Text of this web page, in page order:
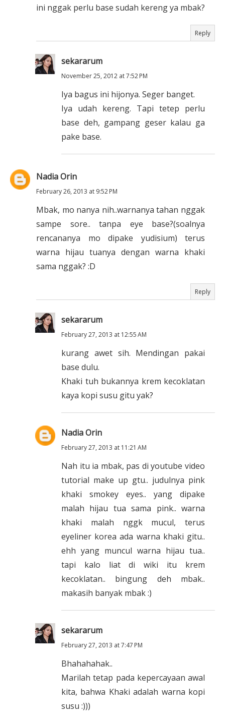
ini nggak perlu base sudah kereng ya mbak?
Reply
sekararum
November 25, 2012 at 7:52 PM
Iya bagus ini hijonya. Seger banget.
Iya udah kereng. Tapi tetep perlu
base deh, gampang geser kalau ga
pake base.
Nadia Orin
February 26, 2013 at 9:52 PM
Mbak, mo nanya nih..warnanya tahan nggak
sampe sore.. tanpa eye base?(soalnya
rencananya mo dipake yudisium) terus
warna hijau tuanya dengan warna khaki
sama nggak? :D
Reply
sekararum
February 27, 2013 at 12:55 AM
kurang awet sih. Mendingan pakai
base dulu.
Khaki tuh bukannya krem kecoklatan
kaya kopi susu gitu yak?
Nadia Orin
February 27, 2013 at 11:21 AM
Nah itu ia mbak, pas di youtube video
tutorial make up gtu.. judulnya pink
khaki smokey eyes.. yang dipake
malah hijau tua sama pink.. warna
khaki malah nggk mucul, terus
eyeliner korea ada warna khaki gitu..
ehh yang muncul warna hijau tua..
tapi kalo liat di wiki itu krem
kecoklatan.. bingung deh mbak..
makasih banyak mbak :)
sekararum
February 27, 2013 at 7:47 PM
Bhahahahak..
Marilah tetap pada kepercayaan awal
kita, bahwa Khaki adalah warna kopi
susu :)))